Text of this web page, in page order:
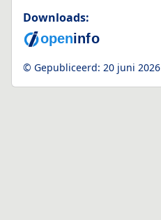
Downloads:
© Gepubliceerd: 20 juni 2026